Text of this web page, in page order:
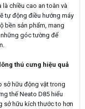
chiều cao an toàn và
tự động điều hướng máy
bền sản phẩm, mang
góc tường để
thú cưng hiệu quả
sở hữu động vật trong
thế Neato D85 hiểu
sở hữu kích thước to hơn